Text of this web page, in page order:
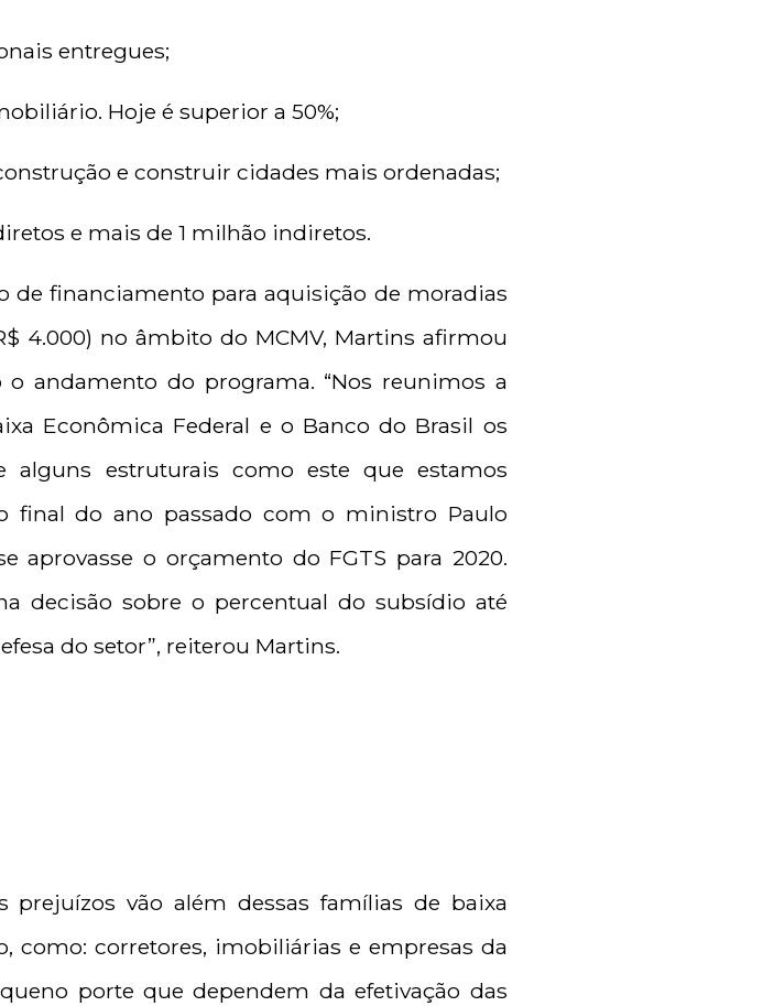
entregues;
Hoje é superior a 50%;
e construir cidades mais ordenadas;
e mais de 1 milhão indiretos.
de financiamento para aquisição de moradias
4.000) no âmbito do MCMV, Martins afirmou
andamento do programa. “Nos reunimos a
Econômica Federal e o Banco do Brasil os
alguns estruturais como este que estamos
final do ano passado com o ministro Paulo
aprovasse o orçamento do FGTS para 2020.
decisão sobre o percentual do subsídio até
do setor”, reiterou Martins.
prejuízos vão além dessas famílias de baixa
como: corretores, imobiliárias e empresas da
porte que dependem da efetivação das